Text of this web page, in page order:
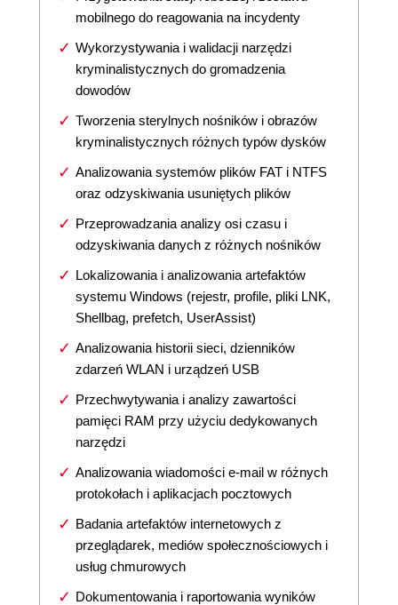
mobilnego do reagowania na incydenty
Wykorzystywania i walidacji narzędzi
kryminalistycznych do gromadzenia
dowodów
Tworzenia sterylnych nośników i obrazów
kryminalistycznych różnych typów dysków
Analizowania systemów plików FAT i NTFS
oraz odzyskiwania usuniętych plików
Przeprowadzania analizy osi czasu i
odzyskiwania danych z różnych nośników
Lokalizowania i analizowania artefaktów
systemu Windows (rejestr, profile, pliki LNK,
Shellbag, prefetch, UserAssist)
Analizowania historii sieci, dzienników
zdarzeń WLAN i urządzeń USB
Przechwytywania i analizy zawartości
pamięci RAM przy użyciu dedykowanych
narzędzi
Analizowania wiadomości e-mail w różnych
protokołach i aplikacjach pocztowych
Badania artefaktów internetowych z
przeglądarek, mediów społecznościowych i
usług chmurowych
Dokumentowania i raportowania wyników